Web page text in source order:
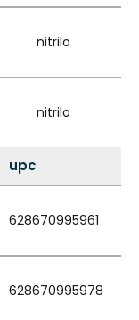
nitrilo
nitrilo
upc
628670995961
628670995978